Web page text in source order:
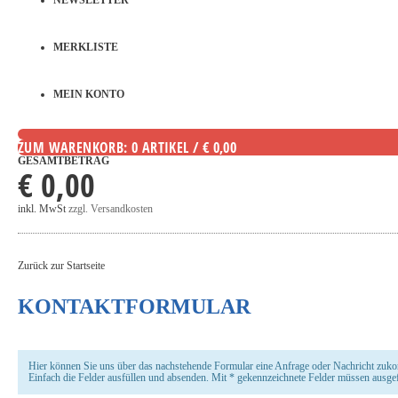
MERKLISTE
MEIN KONTO
ZUM WARENKORB: 0 ARTIKEL / € 0,00
GESAMTBETRAG
€ 0,00
inkl. MwSt zzgl. Versandkosten
Zurück zur Startseite
KONTAKTFORMULAR
Hier können Sie uns über das nachstehende Formular eine Anfrage oder Nachricht
Einfach die Felder ausfüllen und absenden. Mit * gekennzeichnete Felder müssen